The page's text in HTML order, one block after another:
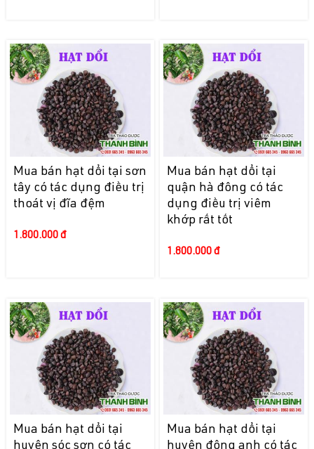
Mua bán hạt dổi tại sơn
tây có tác dụng điều trị
thoát vị đĩa đệm
1.800.000 đ
Mua bán hạt dổi tại
quận hà đông có tác
dụng điều trị viêm
khớp rất tốt
1.800.000 đ
Mua bán hạt dổi tại
huyện sóc sơn có tác
Mua bán hạt dổi tại
huyện đông anh có tác